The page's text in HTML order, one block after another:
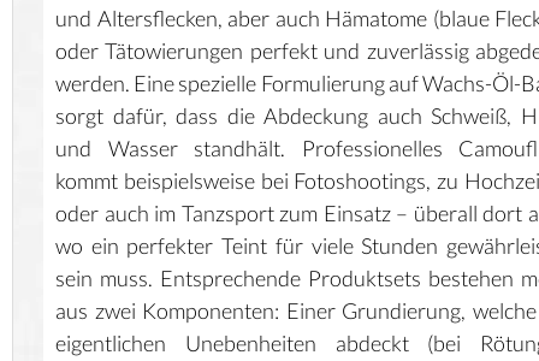
und Altersflecken, aber auch Hämatome (blaue
oder Tätowierungen perfekt und zuverlässig
werden. Eine spezielle Formulierung auf Wachs-Öl-
sorgt dafür, dass die Abdeckung auch Schweiß,
und Wasser standhält. Professionelles
kommt beispielsweise bei Fotoshootings, zu
oder auch im Tanzsport zum Einsatz – überall dort
wo ein perfekter Teint für viele Stunden
sein muss. Entsprechende Produktsets bestehen
aus zwei Komponenten: Einer Grundierung,
eigentlichen Unebenheiten abdeckt (bei